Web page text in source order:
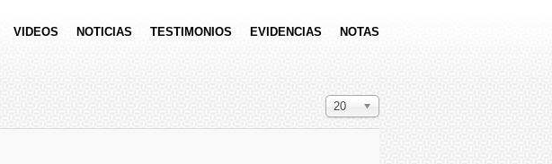
VIDEOS NOTICIAS TESTIMONIOS EVIDENCIAS NOTAS
Cantidad a mostrar
20